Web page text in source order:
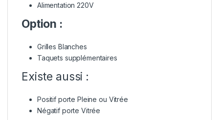
Alimentation 220V
Option :
Grilles Blanches
Taquets supplémentaires
Existe aussi :
Positif porte Pleine ou Vitrée
Négatif porte Vitrée